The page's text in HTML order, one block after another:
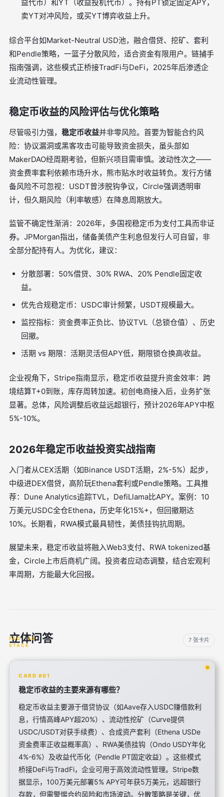
益代币）和YT（收益投机代币）。持有PT锁定固定APY，
卖YT对冲风险，或买YT博弈收益上升。
综合平台如Market-Neutral USD池，融合借贷、挖矿、套利
和Pendle策略，一篮子分散风险，适合资金有限用户。链捕手
指南强调，这些模式正桥接TradFi与DeFi，2025年后渗透企
业流动性管理。
稳定币收益的风险评估与优化策略
尽管吸引力强， 稳定币收益并非零风险。首要为智能合约风
险：协议漏洞或黑客攻击可能导致资金损失，虽头部如
MakerDAO经周期考验，但新兴项目需审慎。波动性次之——
资金费率套利依赖市场升水，熊市贴水时收益转负。发行方储
备风险不可忽视：USDT曾涉脱钩争议，Circle强调透明审
计，但久期风险（利率敏感）在降息周期放大。
监管不确定性渐消：2026年，多国视稳定币为支付工具而非证
券。JPMorgan指出，储备美债产生利息但发行人可自留，非
全部分配持有人。为优化，建议：
分散部署：50%借贷、30% RWA、20% Pendle固定收
益。
优先合规稳定币：USDC审计频繁，USDT规模最大。
监控指标：资金费率正负比、协议TVL（总锁仓值）、历史
回撤。
活期 vs 期限：活期灵活但APY低，期限锁仓换高收益。
企业视角下，Stripe指南显示，稳定币收益提升资金效率：跨
境结算T+0到账，库存周转加速。初创电商接入后，业务扩张
显著。总体，风险调整后收益远超银行，预计2026年APY中枢
5%-10%。
2026年稳定币收益投资实战指南
入门者从CEX活期（如Binance USDT活期，2%-5%）起步，
中级进DEX借贷，高阶玩Ethena套利或Pendle策略。工具推
荐：Dune Analytics追踪TVL，DefiLlama比APY。案例：10
万美元USDC全仓Ethena，历史年化15%+，但回撤期达
10%。长期看，RWA模式最具韧性，美债挂钩抗周期。
展望未来，稳定币收益将融入Web3支付、RWA tokenized基
金，Circle上市后商机广阔。投资者应动态调整，结合宏观利
率周期，方能最大化回报。
立体问答 7 张卡片
CARD #01
稳定币收益的主要来源有哪些？
稳定币收益主要源于借贷协议（如Aave存入USDC赚借款利
息，行情高峰APY超20%）、流动性挖矿（Curve提供
USDC/USDT对获手续费）、合成资产套利（Ethena USDe
资金费率正收益概率高）、RWA美债挂钩（Ondo USDY年化
4%-6%）及收益代币化（Pendle PT固定收益）。这些模式
桥接DeFi与TradFi，企业可用于高效流动性管理。Stripe数
据显示，100万美元部署5% APY可年获5万美元，远超银行
存款，但需警惕合约风险和市场波动。分散策略是关键，优